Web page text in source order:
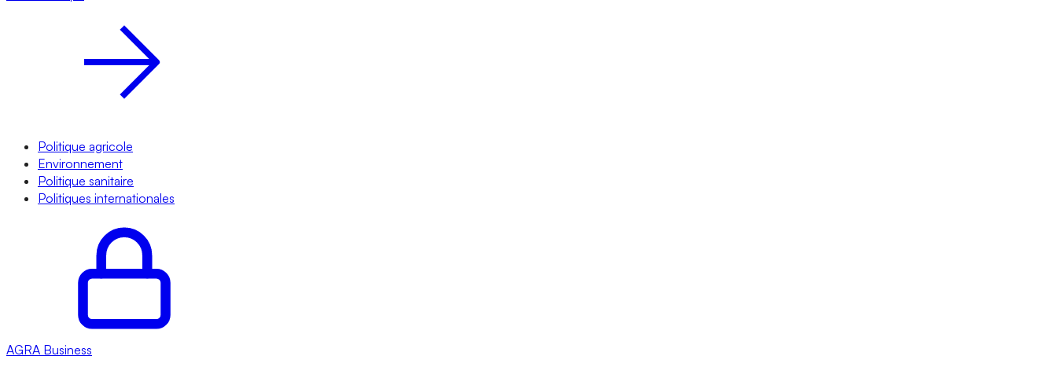
Politique agricole
Environnement
Politique sanitaire
Politiques internationales
AGRA Business